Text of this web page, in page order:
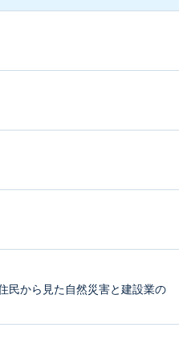
民から見た自然災害と建設業の